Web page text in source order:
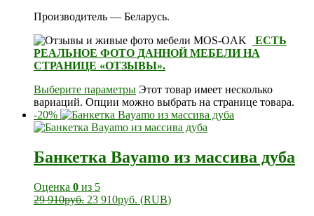
Производитель — Беларусь.
ЕСТЬ
РЕАЛЬНОЕ ФОТО ДАННОЙ МЕБЕЛИ НА
СТРАНИЦЕ «ОТЗЫВЫ».
Выберите параметры Этот товар имеет несколько
вариаций. Опции можно выбрать на странице товара.
-20%
Банкетка Bayamo из массива дуба
Оценка 0 из 5
29 910руб. 23 910руб. (RUB)